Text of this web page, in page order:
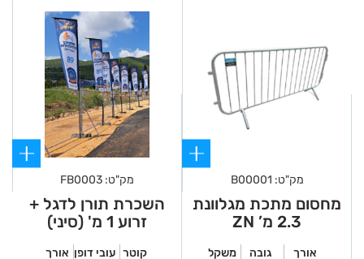
מק"ט: B00001
מחסום מתכת מגלוונת
2.3 מ’ ZN
אורך גובה משקל
מק"ט: FB0003
השכרת תורן לדגל +
זרוע 1 מ' (סיני)
קוטר עובי דופן אורך